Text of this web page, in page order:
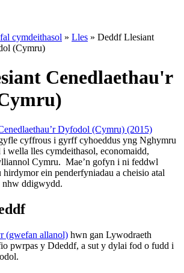
cymdeithasol » Lles » Deddf Llesiant
(Cymru)
Cenedlaethau'r
Dyfodol (Cymru) (2015)
cyffrous i gyrff cyhoeddus yng Nghymru
wella lles cymdeithasol, economaidd,
Cymru. Mae’n gofyn i ni feddwl
ein penderfyniadau a cheisio atal
nhw ddigwydd.
(gwefan allanol) hwn gan Lywodraeth
pwrpas y Ddeddf, a sut y dylai fod o fudd i